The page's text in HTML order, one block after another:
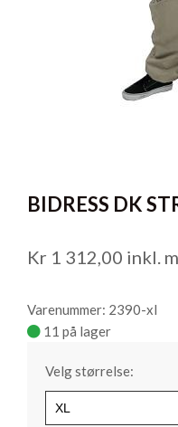
of
BIDRESS DK
Kr 1 312,00 inkl.
Varenummer: 2390-xl
11 på lager
Velg størrelse: